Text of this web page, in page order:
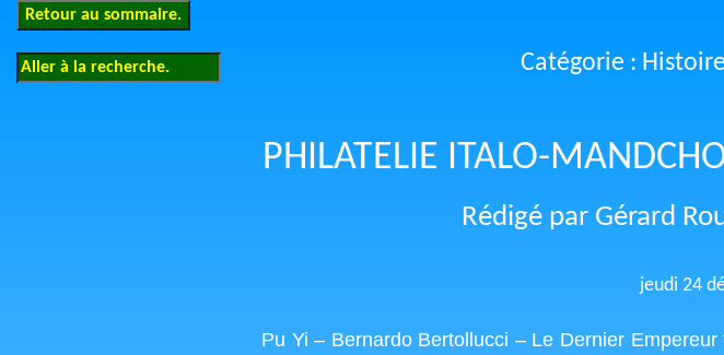
Catégorie :
PHILATELIE ITALO-
Rédigé par Gérard
jeudi 24
Pu Yi – Bernardo Bertollucci – Le Dernier